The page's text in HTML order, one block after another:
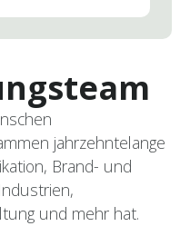
jahrzehntelange
Brand- und
und mehr hat.